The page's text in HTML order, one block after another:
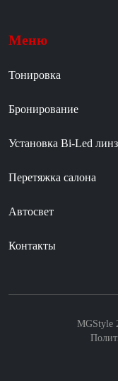
Меню
Тонировка
Бронирование
Установка Bi-Led линз
Перетяжка салона
Автосвет
Контакты
MGStyle